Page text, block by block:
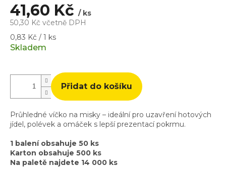
41,60 Kč / ks
50,30 Kč včetně DPH
Měrná
cena:
0,83 Kč / 1 ks
Skladem
Přidat do košíku
Průhledné víčko na misky – ideální pro uzavření hotových
jídel, polévek a omáček s lepší prezentací pokrmu.
1 balení obsahuje 50 ks
Karton obsahuje 500 ks
Na paletě najdete 14 000 ks